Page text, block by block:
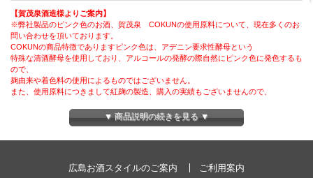
【賀茂泉酒造様よりご案内】
※弊社製品のピンク色のお酒、賀茂泉 COKUNの使用原料について、現在多くのお
問い合わせを頂いております。
COKUNの商品特徴でありますピンク色は、アデニン要求性酵母という
特殊な清酒酵母を使用しており、アルコールの発酵の際自然にピンク色に発色するも
ので、
麹由来や着色料の使用によるものではございません。
また、使用原料につきまして紅麹の製造、購入の実績もございませんので、
賀茂泉酒造のCOKUNの飲み比べセット新発売しました☆
甘さほんのり、マイルドな飲み心地が愉しめます。
▼ 商品説明の続きを見る ▼
広島お酒スタイルのご案内 ご利用案内